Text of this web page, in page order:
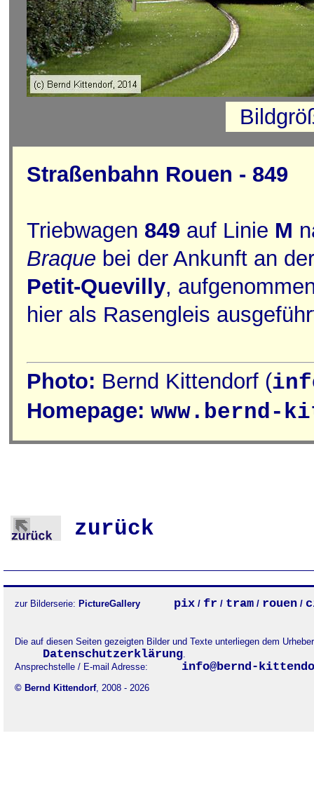
Straßenbahn Rouen - 849
Triebwagen 849 auf Linie M
Braque bei der Ankunft an
Petit-Quevilly,
hier als Rasengleis
Photo: Bernd Kittendorf (
Homepage: www.bernd-
zurück
zur Bilderserie: PictureGallery pix / fr / tram / rouen /
Die auf diesen Seiten gezeigten Bilder und Texte unterliegen dem
Datenschutzerklärung.
Ansprechstelle / E-mail Adresse:
info@bernd-
© Bernd Kittendorf, 2008 - 2026